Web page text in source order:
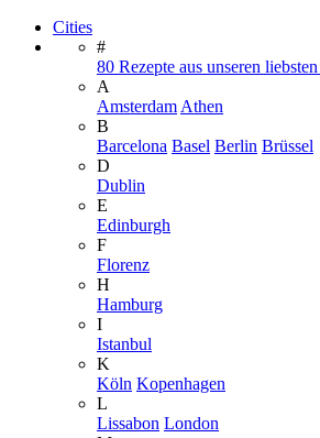
Cities
#
80 Rezepte aus unseren
A
Amsterdam Athen
B
Barcelona Basel Berlin Brüssel
D
Dublin
E
Edinburgh
F
Florenz
H
Hamburg
I
Istanbul
K
Köln Kopenhagen
L
Lissabon London